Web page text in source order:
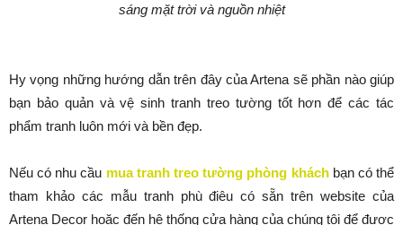
sáng mặt trời và nguồn nhiệt
Hy vọng những hướng dẫn trên đây của Artena sẽ phần nào giúp
bạn bảo quản và vệ sinh tranh treo tường tốt hơn để các tác
phẩm tranh luôn mới và bền đẹp.
Nếu có nhu cầu mua tranh treo tường phòng kháchbạn có thể
tham khảo các mẫu tranh phù điêu có sẵn trên website của
Artena Decor hoặc đến hệ thống cửa hàng của chúng tôi để được